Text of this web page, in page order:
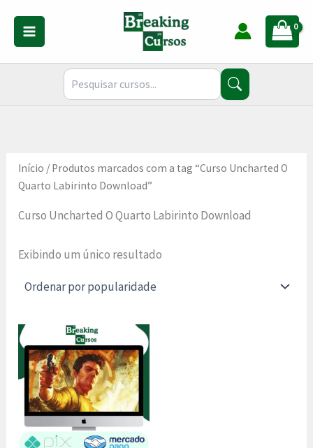
conteúdo
Início / Produtos marcados com a tag “Curso Uncharted O
Quarto Labirinto Download”
Curso Uncharted O Quarto Labirinto Download
Exibindo um único resultado